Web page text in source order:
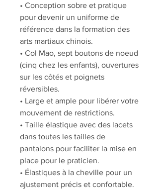
• Conception sobre et pratique
pour devenir un uniforme de
référence dans la formation des
arts martiaux chinois.
• Col Mao, sept boutons de noeud
(cinq chez les enfants), ouvertures
sur les côtés et poignets
réversibles.
• Large et ample pour libérer votre
mouvement de restrictions.
• Taille élastique avec des lacets
dans toutes les tailles de
pantalons pour faciliter la mise en
place pour le praticien.
• Élastiques à la cheville pour un
ajustement précis et confortable.